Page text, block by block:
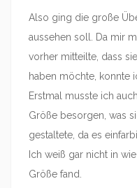
Also ging die große
aussehen soll. Da mir
vorher mitteilte, dass
haben möchte, konnte
Erstmal musste ich
Größe besorgen, was
gestaltete, da es
Ich weiß gar nicht in
Größe fand.